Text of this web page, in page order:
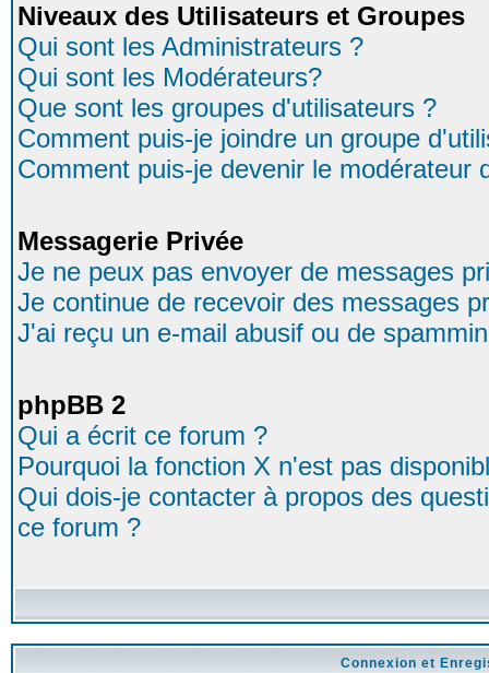
Niveaux des Utilisateurs et Groupes
Qui sont les Administrateurs ?
Qui sont les Modérateurs?
Que sont les groupes d'utilisateurs ?
Comment puis-je joindre un groupe
Comment puis-je devenir le modérateur
Messagerie Privée
Je ne peux pas envoyer de messages
Je continue de recevoir des messages
J'ai reçu un e-mail abusif ou de
phpBB 2
Qui a écrit ce forum ?
Pourquoi la fonction X n'est pas
Qui dois-je contacter à propos des
ce forum ?
Connexion et